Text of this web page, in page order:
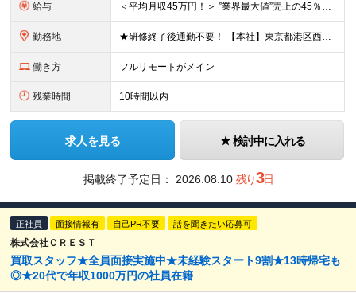
給与 ＜平均月収45万円！＞ ”業界最大値”売上の45％以上をそのまま支給。 月給25万円以上＋インセンティブ ※研修後、月給35万円スタートの実績あり！ ◎経験・能力を考慮し決定します。 ◎頑張りに応じ
勤務地 ★研修終了後通勤不要！ 【本社】東京都港区西麻布1-2-14デュオ・スカーラ西麻布タワーウエスト 602号室 【品川支社】東京都品川区西五反田5-23-3BLOCKS目黒不動前3階 【大阪支社】大阪
働き方 フルリモートがメイン
残業時間 10時間以内
求人を見る 検討中に入れる
掲載終了予定日： 2026.08.10 残り3日
正社員 面接情報有 自己PR不要 話を聞きたい応募可
株式会社ＣＲＥＳＴ
買取スタッフ★全員面接実施中★未経験スタート9割★13時帰宅も
◎★20代で年収1000万円の社員在籍